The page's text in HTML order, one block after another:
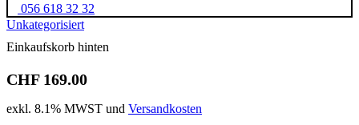
056 618 32 32
Unkategorisiert
Einkaufskorb hinten
CHF 169.00
exkl. 8.1% MWST und Versandkosten